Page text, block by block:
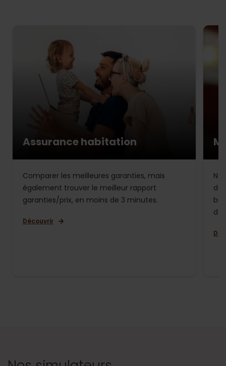
Assurance habitation
Comparer les meilleures garanties, mais
également trouver le meilleur rapport
garanties/prix, en moins de 3 minutes.
Découvrir
de
de